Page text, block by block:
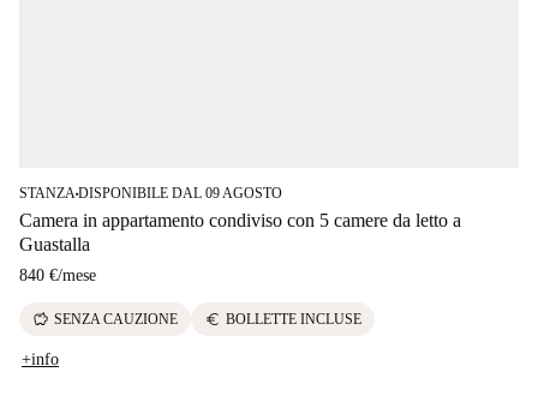
STANZA■DISPONIBILE DAL 09 AGOSTO
Camera in appartamento condiviso con 5 camere da letto a
Guastalla
840 €/mese
savings SENZA CAUZIONE euro BOLLETTE INCLUSE
+info